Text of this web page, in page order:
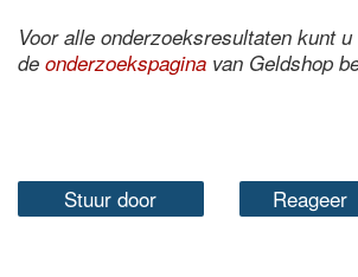
Voor alle onderzoeksresultaten kunt u
de onderzoekspagina van Geldshop
Stuur door Reageer